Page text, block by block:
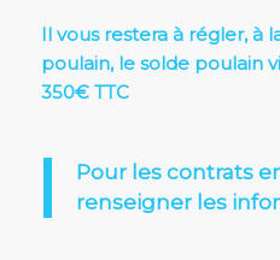
Il vous restera à régler, à
poulain, le solde poulain
350€ TTC
Pour les contrats
renseigner les